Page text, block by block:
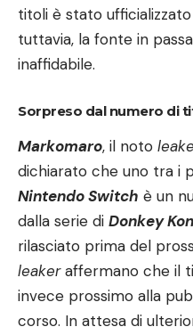
titoli è stato
tuttavia, la fonte in
inaffidabile.
Sorpreso dal numero di
Markomaro, il noto
dichiarato che uno tra i
Nintendo Switch è un
dalla serie di Donkey
rilasciato prima del
leakeraffermano che il
invece prossimo alla
corso. In attesa di